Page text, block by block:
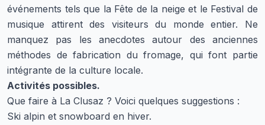
événements tels que la Fête de la neige et le Festival de
musique attirent des visiteurs du monde entier. Ne
manquez pas les anecdotes autour des anciennes
méthodes de fabrication du fromage, qui font partie
intégrante de la culture locale.
Activités possibles.
Que faire à La Clusaz ? Voici quelques suggestions :
Ski alpin et snowboard en hiver.